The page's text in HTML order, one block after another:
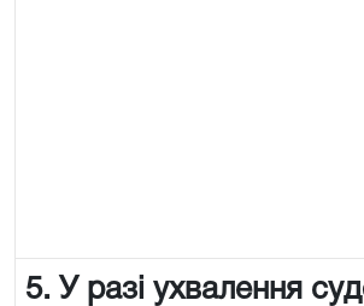
5. У разі ухвалення